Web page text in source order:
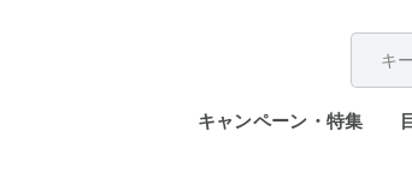
キャンペーン・特集